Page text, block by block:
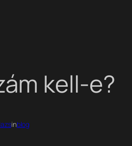
kell-e?
inblog